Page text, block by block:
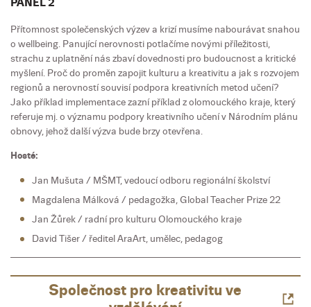
PANEL 2
Přítomnost společenských výzev a krizí musíme nabourávat snahou
o wellbeing. Panující nerovnosti potlačíme novými příležitosti,
strachu z uplatnění nás zbaví dovednosti pro budoucnost a kritické
myšlení. Proč do proměn zapojit kulturu a kreativitu a jak s rozvojem
regionů a nerovností souvisí podpora kreativních metod učení?
Jako příklad implementace zazní příklad z olomouckého kraje, který
referuje mj. o významu podpory kreativního učení v Národním plánu
obnovy, jehož další výzva bude brzy otevřena.
Hosté:
Jan Mušuta / MŠMT, vedoucí odboru regionální školství
Magdalena Málková / pedagožka, Global Teacher Prize 22
Jan Žůrek / radní pro kulturu Olomouckého kraje
David Tišer / ředitel AraArt, umělec, pedagog
Společnost pro kreativitu ve